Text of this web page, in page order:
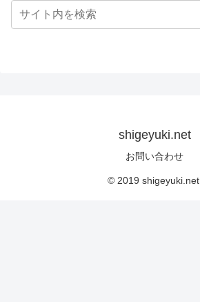
shigeyuki.net
お問い合わせ
© 2019 shigeyuki.net.